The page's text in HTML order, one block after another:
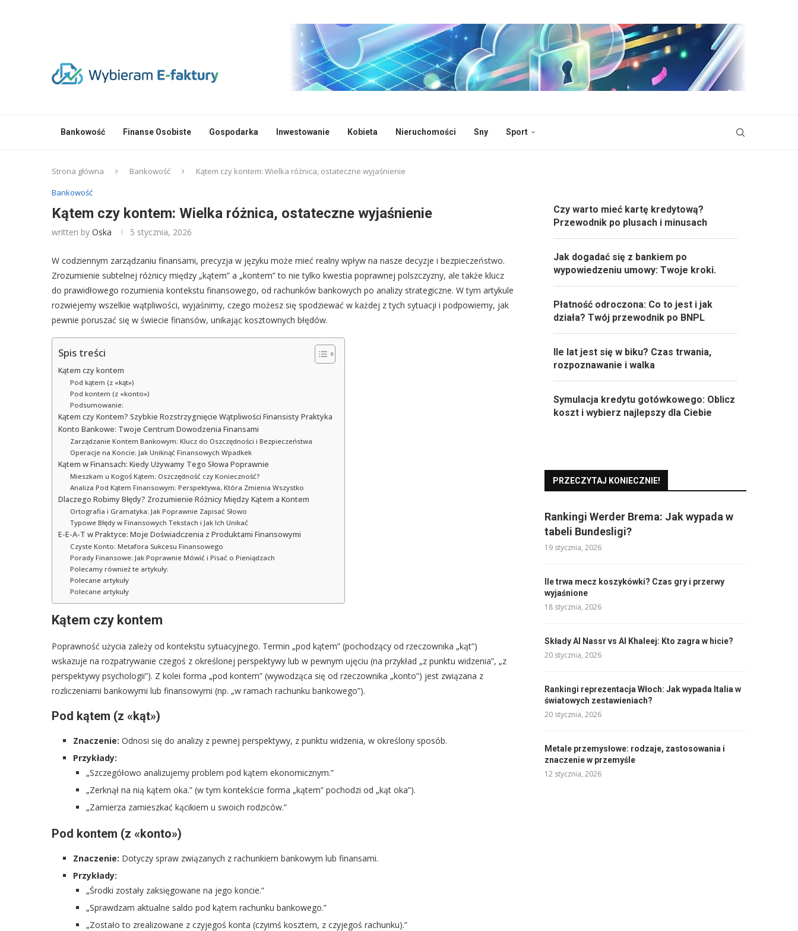
Bankowość Finanse Osobiste Gospodarka Inwestowanie Kobieta Nieruchomości Sny Sport
Strona główna Bankowość
Kątem czy kontem: Wielka różnica, ostateczne wyjaśnienie
Bankowość
Kątem czy kontem: Wielka różnica, ostateczne wyjaśnienie
written by Oska 5 stycznia, 2026
W codziennym zarządzaniu finansami, precyzja w języku może mieć realny wpływ na nasze decyzje i bezpieczeństwo.
Zrozumienie subtelnej różnicy między „kątem” a „kontem” to nie tylko kwestia poprawnej polszczyzny, ale także klucz
do prawidłowego rozumienia kontekstu finansowego, od rachunków bankowych po analizy strategiczne. W tym artykule
rozwiejemy wszelkie wątpliwości, wyjaśnimy, czego możesz się spodziewać w każdej z tych sytuacji i podpowiemy, jak
pewnie poruszać się w świecie finansów, unikając kosztownych błędów.
Spis treści
Kątem czy kontem
Pod kątem (z «kąt»)
Pod kontem (z «konto»)
Podsumowanie:
Kątem czy Kontem? Szybkie Rozstrzygnięcie Wątpliwości Finansisty Praktyka
Konto Bankowe: Twoje Centrum Dowodzenia Finansami
Zarządzanie Kontem Bankowym: Klucz do Oszczędności i Bezpieczeństwa
Operacje na Koncie: Jak Uniknąć Finansowych Wpadkek
Kątem w Finansach: Kiedy Używamy Tego Słowa Poprawnie
Mieszkam u Kogoś Kątem: Oszczędność czy Konieczność?
Analiza Pod Kątem Finansowym: Perspektywa, Która Zmienia Wszystko
Dlaczego Robimy Błędy? Zrozumienie Różnicy Między Kątem a Kontem
Ortografia i Gramatyka: Jak Poprawnie Zapisać Słowo
Typowe Błędy w Finansowych Tekstach i Jak Ich Unikać
E-E-A-T w Praktyce: Moje Doświadczenia z Produktami Finansowymi
Czyste Konto: Metafora Sukcesu Finansowego
Porady Finansowe: Jak Poprawnie Mówić i Pisać o Pieniądzach
Polecamy również te artykuły:
Polecane artykuły
Polecane artykuły
Kątem czy kontem
Poprawność użycia zależy od kontekstu sytuacyjnego. Termin „pod kątem” (pochodzący od rzeczownika „kąt”)
wskazuje na rozpatrywanie czegoś z określonej perspektywy lub w pewnym ujęciu (na przykład „z punktu widzenia”, „z
perspektywy psychologii”). Z kolei forma „pod kontem” (wywodząca się od rzeczownika „konto”) jest związana z
rozliczeniami bankowymi lub finansowymi (np. „w ramach rachunku bankowego”).
Pod kątem (z «kąt»)
Znaczenie: Odnosi się do analizy z pewnej perspektywy, z punktu widzenia, w określony sposób.
Przykłady:
„Szczegółowo analizujemy problem pod kątem ekonomicznym.”
„Zerknął na nią kątem oka.” (w tym kontekście forma „kątem” pochodzi od „kąt oka”).
„Zamierza zamieszkać kącikiem u swoich rodziców.”
Pod kontem (z «konto»)
Znaczenie: Dotyczy spraw związanych z rachunkiem bankowym lub finansami.
Przykłady:
„Środki zostały zaksięgowane na jego koncie.”
„Sprawdzam aktualne saldo pod kątem rachunku bankowego.”
„Zostało to zrealizowane z czyjegoś konta (czyimś kosztem, z czyjegoś rachunku).”
Czy warto mieć kartę kredytową?
Przewodnik po plusach i minusach
Jak dogadać się z bankiem po
wypowiedzeniu umowy: Twoje kroki.
Płatność odroczona: Co to jest i jak
działa? Twój przewodnik po BNPL
Ile lat jest się w biku? Czas trwania,
rozpoznawanie i walka
Symulacja kredytu gotówkowego: Oblicz
koszt i wybierz najlepszy dla Ciebie
PRZECZYTAJ KONIECZNIE!
Rankingi Werder Brema: Jak wypada w
tabeli Bundesligi?
19 stycznia, 2026
Ile trwa mecz koszykówki? Czas gry i przerwy
wyjaśnione
18 stycznia, 2026
Składy Al Nassr vs Al Khaleej: Kto zagra w hicie?
20 stycznia, 2026
Rankingi reprezentacja Włoch: Jak wypada Italia w
światowych zestawieniach?
20 stycznia, 2026
Metale przemysłowe: rodzaje, zastosowania i
znaczenie w przemyśle
12 stycznia, 2026